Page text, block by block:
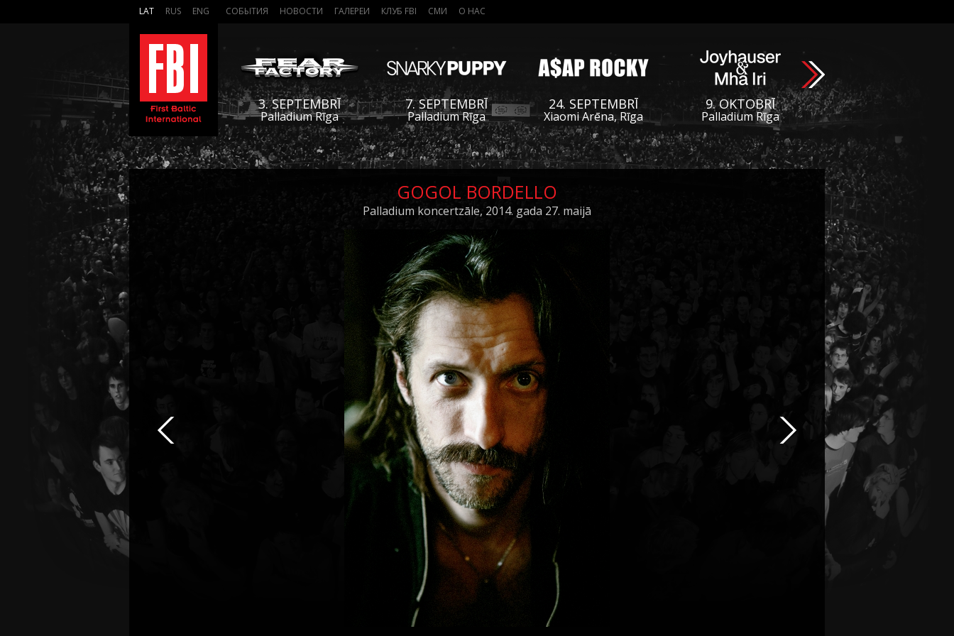
LAT RUS ENG СОБЫТИЯ НОВОСТИ ГАЛЕРЕИ КЛУБ FBI СМИ О НАС
3. SEPTEMBRĪ
Palladium Rīga
7. SEPTEMBRĪ
Palladium Rīga
24. SEPTEMBRĪ
Xiaomi Arēna, Rīga
9. OKTOBRĪ
Palladium Rīga
GOGOL BORDELLO
Palladium koncertzāle, 2014. gada 27. maijā